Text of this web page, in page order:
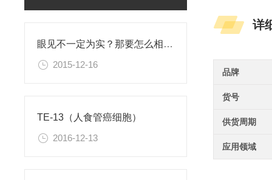
眼见不一定为实？那要怎么相信这个世界？！
2015-12-16
TE-13（人食管癌细胞）
2016-12-13
详
品牌
货号
供货周期
应用领域